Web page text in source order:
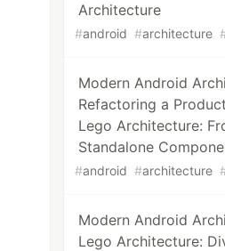
Architecture
#android #architecture
Modern Android
Refactoring a
Lego Architecture:
Standalone
#android #architecture
Modern Android
Lego Architecture: